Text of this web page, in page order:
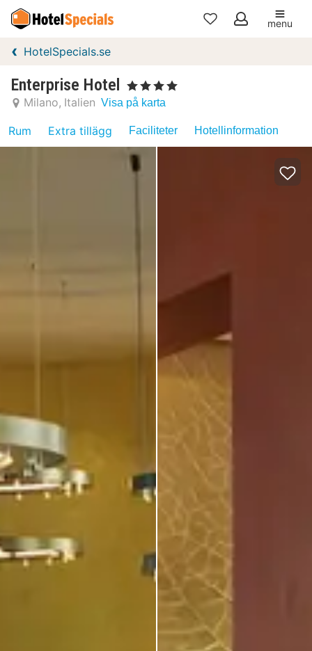
Mina
menu
HotelSpecials.se
Enterprise Hotel , 4 Stjärnor
Milano Italien Visa på karta
Rum Extra tillägg Faciliteter Hotellinformation